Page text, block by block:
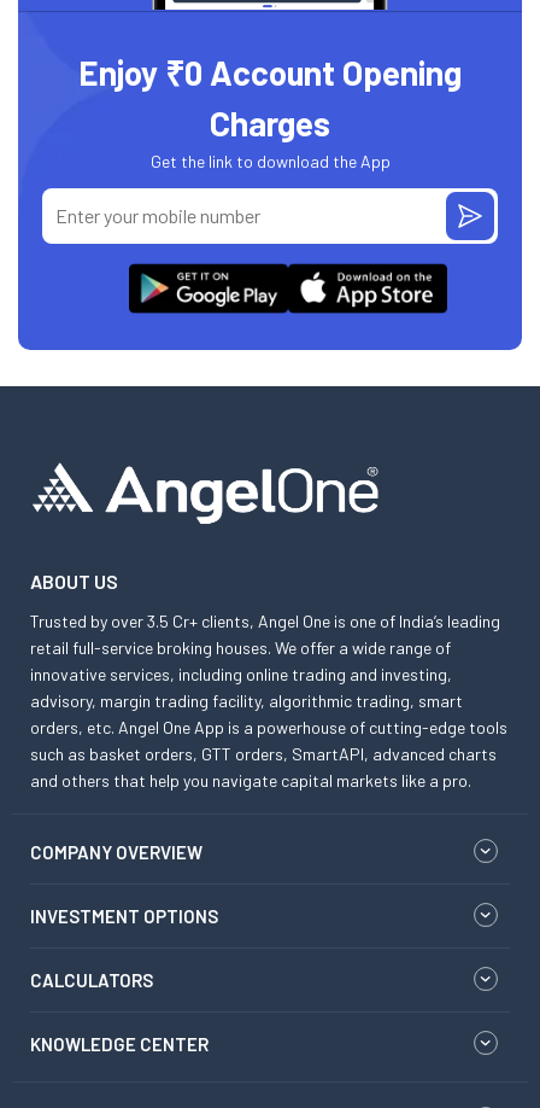
Enjoy ₹0 Account Opening
Charges
Get the link to download the App
ABOUT US
Trusted by over 3.5 Cr+ clients, Angel One is one of India’s leading
retail full-service broking houses. We offer a wide range of
innovative services, including online trading and investing,
advisory, margin trading facility, algorithmic trading, smart
orders, etc. Angel One App is a powerhouse of cutting-edge tools
such as basket orders, GTT orders, SmartAPI, advanced charts
and others that help you navigate capital markets like a pro.
COMPANY OVERVIEW
INVESTMENT OPTIONS
CALCULATORS
KNOWLEDGE CENTER